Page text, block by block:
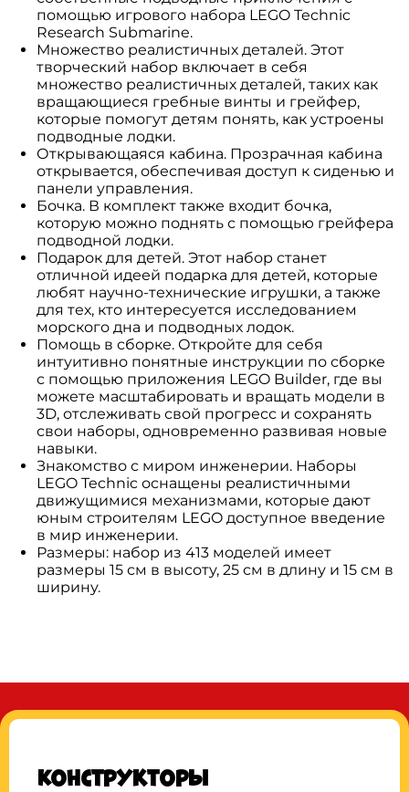
помощью игрового набора LEGO Technic
Research Submarine.
Множество реалистичных деталей. Этот
творческий набор включает в себя
множество реалистичных деталей, таких как
вращающиеся гребные винты и грейфер,
которые помогут детям понять, как устроены
подводные лодки.
Открывающаяся кабина. Прозрачная кабина
открывается, обеспечивая доступ к сиденью и
панели управления.
Бочка. В комплект также входит бочка,
которую можно поднять с помощью грейфера
подводной лодки.
Подарок для детей. Этот набор станет
отличной идеей подарка для детей, которые
любят научно-технические игрушки, а также
для тех, кто интересуется исследованием
морского дна и подводных лодок.
Помощь в сборке. Откройте для себя
интуитивно понятные инструкции по сборке
с помощью приложения LEGO Builder, где вы
можете масштабировать и вращать модели в
3D, отслеживать свой прогресс и сохранять
свои наборы, одновременно развивая новые
навыки.
Знакомство с миром инженерии. Наборы
LEGO Technic оснащены реалистичными
движущимися механизмами, которые дают
юным строителям LEGO доступное введение
в мир инженерии.
Размеры: набор из 413 моделей имеет
размеры 15 см в высоту, 25 см в длину и 15 см в
ширину.
Конструкторы